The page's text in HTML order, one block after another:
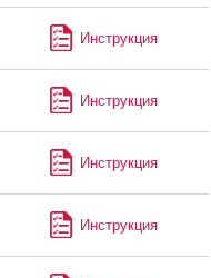
Инструкция
Инструкция
Инструкция
Инструкция